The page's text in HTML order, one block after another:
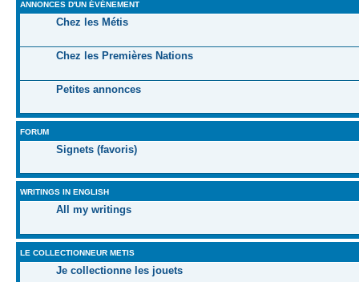
ANNONCES D'UN ÉVÉNEMENT
Chez les Métis
Chez les Premières Nations
Petites annonces
FORUM
Signets (favoris)
WRITINGS IN ENGLISH
All my writings
LE COLLECTIONNEUR METIS
Je collectionne les jouets